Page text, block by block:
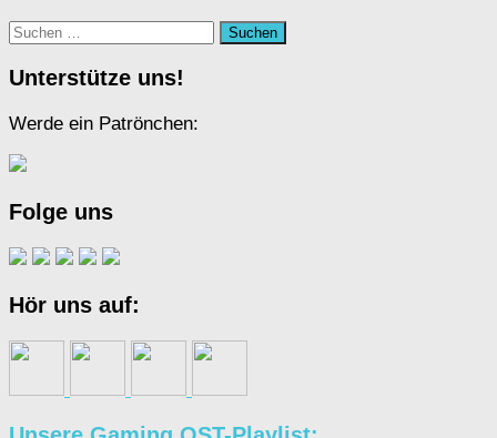
Suchen
Unterstütze uns!
Werde ein Patrönchen:
Folge uns
Hör uns auf: